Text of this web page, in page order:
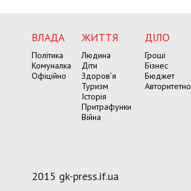
ВЛАДА
Політика
Комуналка
Офіційно
ЖИТТЯ
Людина
Діти
Здоров’я
Туризм
Історія
Притрафунки
Війна
ДІЛО
Гроші
Бізнес
Бюджет
Авторитетно
2015 gk-press.if.ua